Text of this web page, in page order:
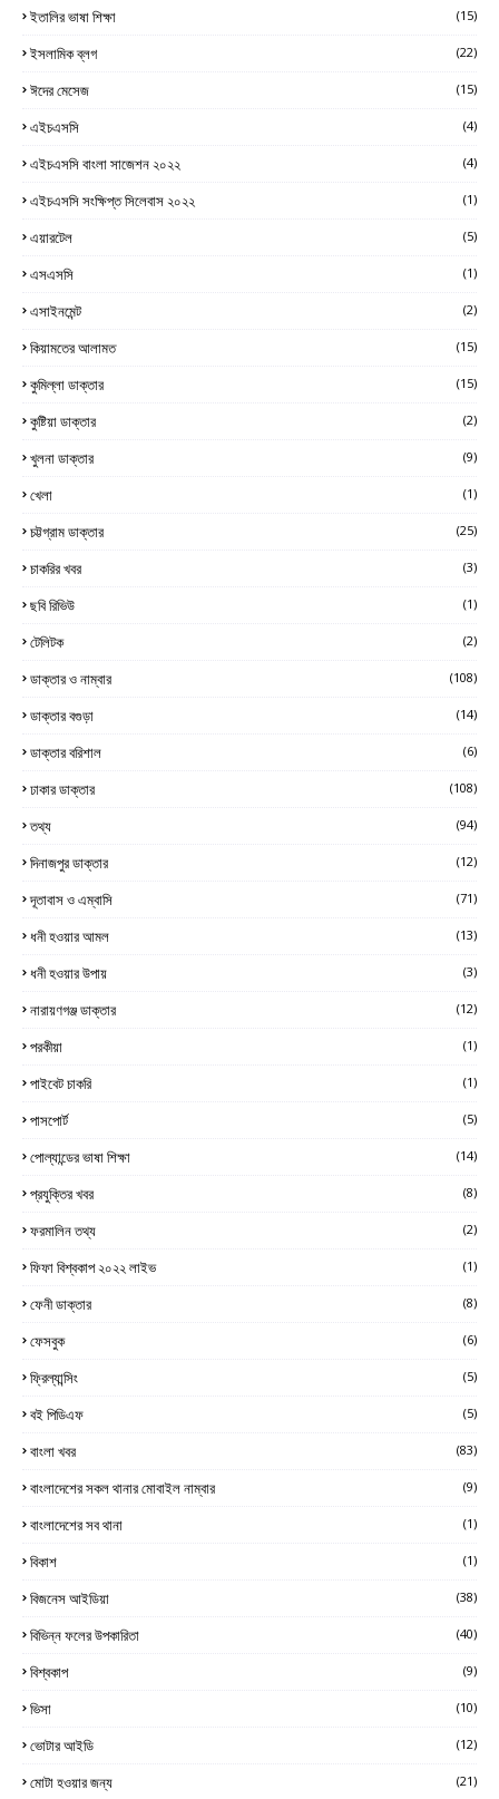
ইতালির ভাষা শিক্ষা (15)
ইসলামিক ব্লগ (22)
ঈদের মেসেজ (15)
এইচএসসি (4)
এইচএসসি বাংলা সাজেশন ২০২২ (4)
এইচএসসি সংক্ষিপ্ত সিলেবাস ২০২২ (1)
এয়ারটেল (5)
এসএসসি (1)
এসাইনমেন্ট (2)
কিয়ামতের আলামত (15)
কুমিল্লা ডাক্তার (15)
কুষ্টিয়া ডাক্তার (2)
খুলনা ডাক্তার (9)
খেলা (1)
চট্টগ্রাম ডাক্তার (25)
চাকরির খবর (3)
ছবি রিভিউ (1)
টেলিটক (2)
ডাক্তার ও নাম্বার (108)
ডাক্তার বগুড়া (14)
ডাক্তার বরিশাল (6)
ঢাকার ডাক্তার (108)
তথ্য (94)
দিনাজপুর ডাক্তার (12)
দূতাবাস ও এম্বাসি (71)
ধনী হওয়ার আমল (13)
ধনী হওয়ার উপায় (3)
নারায়ণগঞ্জ ডাক্তার (12)
পরকীয়া (1)
পাইবেট চাকরি (1)
পাসপোর্ট (5)
পোল্যান্ডের ভাষা শিক্ষা (14)
প্রযুক্তির খবর (8)
ফরমালিন তথ্য (2)
ফিফা বিশ্বকাপ ২০২২ লাইভ (1)
ফেনী ডাক্তার (8)
ফেসবুক (6)
ফ্রিল্যান্সিং (5)
বই পিডিএফ (5)
বাংলা খবর (83)
বাংলাদেশের সকল থানার মোবাইল নাম্বার (9)
বাংলাদেশের সব থানা (1)
বিকাশ (1)
বিজনেস আইডিয়া (38)
বিভিন্ন ফলের উপকারিতা (40)
বিশ্বকাপ (9)
ভিসা (10)
ভোটার আইডি (12)
মোটা হওয়ার জন্য (21)